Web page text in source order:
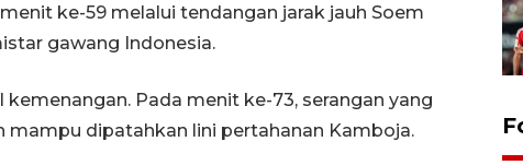
ke-59 melalui tendangan jarak jauh Soem
gawang Indonesia.
Pada menit ke-73, serangan yang
mampu dipatahkan lini pertahanan Kamboja.